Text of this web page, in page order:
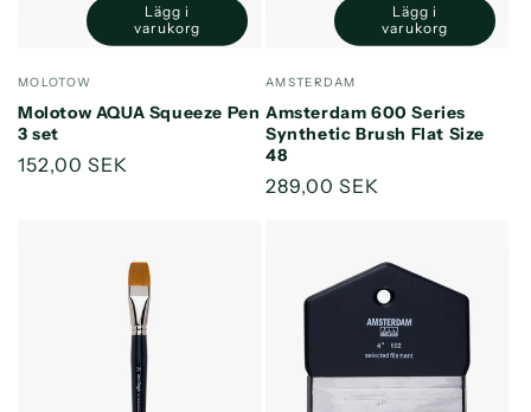
Säljare:
MOLOTOW
Molotow AQUA Squeeze Pen
3 set
Ordinarie
152,00 SEK
Minska
kvantitet
Title
Öka
kvantitet
Title
Lägg i
varukorg
Säljare:
AMSTERDAM
Amsterdam 600 Series
Synthetic Brush Flat Size
48
Ordinarie
289,00 SEK
Minska
kvantitet
Default
Title
Öka
kvantitet
Title
Lägg i
varukorg